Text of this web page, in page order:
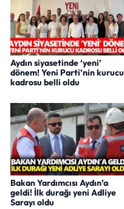
Aydın siyasetinde ‘yeni’
dönem! Yeni Parti’nin kurucu
kadrosu belli oldu
Bakan Yardımcısı Aydın’a
geldi! İlk durağı yeni Adliye
Sarayı oldu